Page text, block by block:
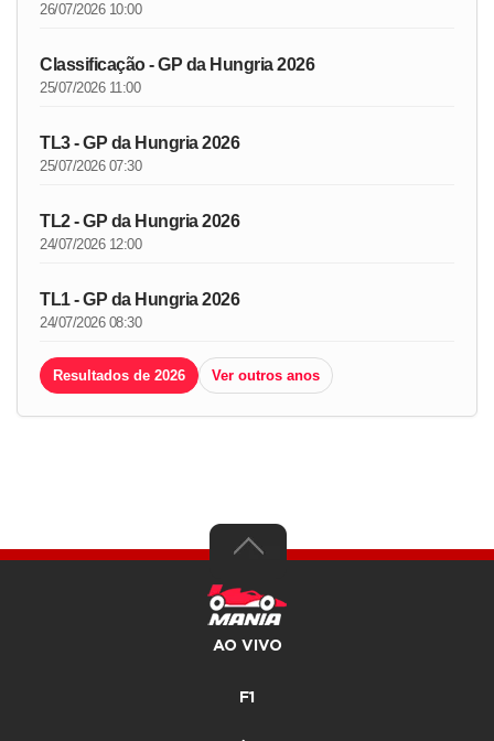
26/07/2026 10:00
Classificação - GP da Hungria 2026
25/07/2026 11:00
TL3 - GP da Hungria 2026
25/07/2026 07:30
TL2 - GP da Hungria 2026
24/07/2026 12:00
TL1 - GP da Hungria 2026
24/07/2026 08:30
Resultados de 2026 Ver outros anos
AO VIVO
F1